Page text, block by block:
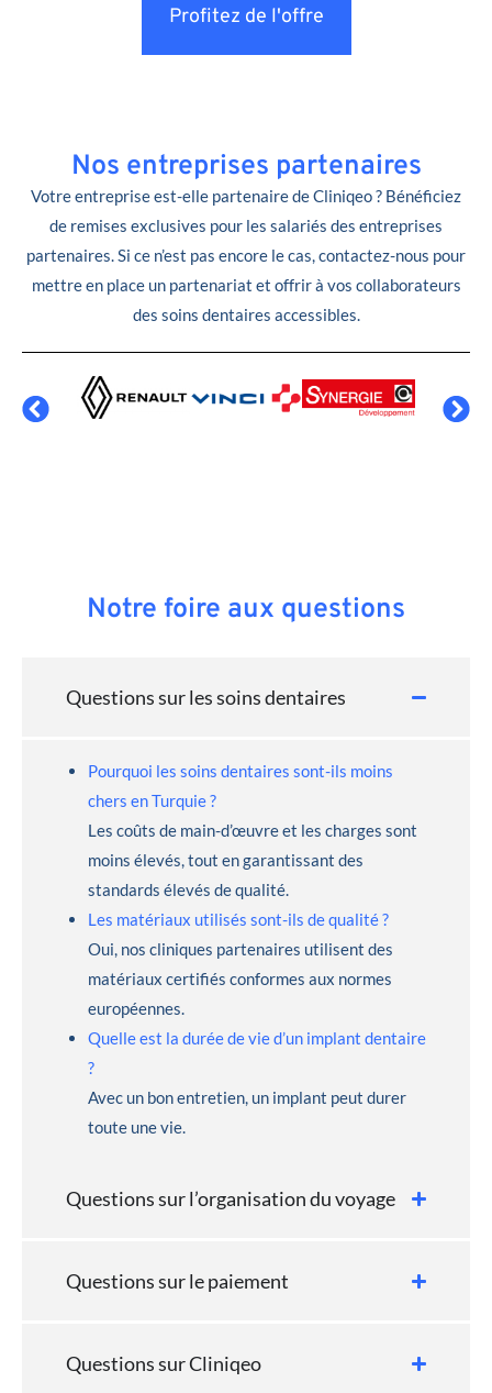
Profitez de l'offre
Nos entreprises partenaires
Votre entreprise est-elle partenaire de Cliniqeo ? Bénéficiez
de remises exclusives pour les salariés des entreprises
partenaires. Si ce n’est pas encore le cas, contactez-nous pour
mettre en place un partenariat et offrir à vos collaborateurs
des soins dentaires accessibles.
Notre foire aux questions
Questions sur les soins dentaires
Pourquoi les soins dentaires sont-ils moins
chers en Turquie ?
Les coûts de main-d’œuvre et les charges sont
moins élevés, tout en garantissant des
standards élevés de qualité.
Les matériaux utilisés sont-ils de qualité ?
Oui, nos cliniques partenaires utilisent des
matériaux certifiés conformes aux normes
européennes.
Quelle est la durée de vie d’un implant dentaire
?
Avec un bon entretien, un implant peut durer
toute une vie.
Questions sur l’organisation du voyage
Questions sur le paiement
Questions sur Cliniqeo